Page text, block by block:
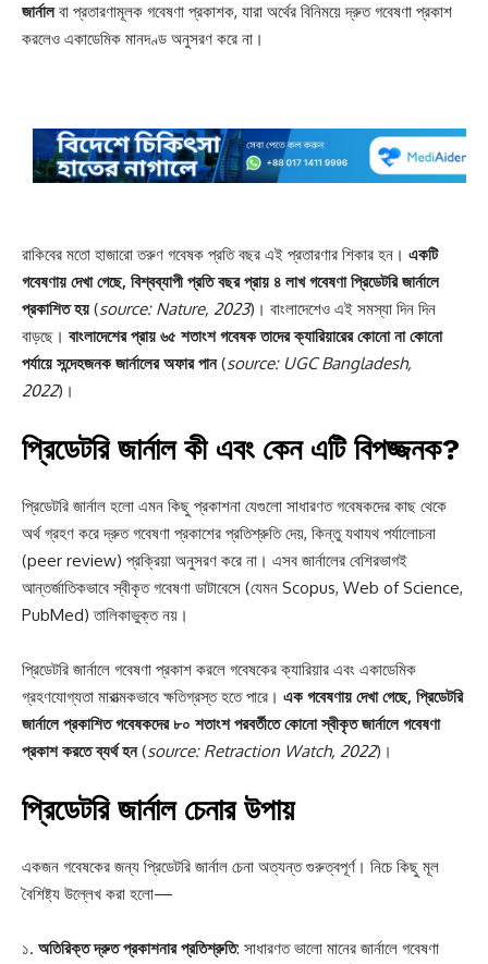
জার্নালবা প্রতারণামূলক গবেষণা প্রকাশক, যারা অর্থের বিনিময়ে দ্রুত গবেষণা প্রকাশ
করলেও একাডেমিক মানদণ্ড অনুসরণ করে না।
রাকিবের মতো হাজারো তরুণ গবেষক প্রতি বছর এই প্রতারণার শিকার হন। একটি
গবেষণায় দেখা গেছে, বিশ্বব্যাপী প্রতি বছর প্রায় ৪ লাখ গবেষণা প্রিডেটরি জার্নালে
প্রকাশিত হয়(source: Nature, 2023)। বাংলাদেশেও এই সমস্যা দিন দিন
বাড়ছে। বাংলাদেশের প্রায় ৬৫ শতাংশ গবেষক তাদের ক্যারিয়ারের কোনো না কোনো
পর্যায়ে সন্দেহজনক জার্নালের অফার পান(source: UGC Bangladesh,
2022)।
প্রিডেটরি জার্নাল কী এবং কেন এটি বিপজ্জনক?
প্রিডেটরি জার্নাল হলো এমন কিছু প্রকাশনা যেগুলো সাধারণত গবেষকদের কাছ থেকে
অর্থ গ্রহণ করে দ্রুত গবেষণা প্রকাশের প্রতিশ্রুতি দেয়, কিন্তু যথাযথ পর্যালোচনা
(peer review) প্রক্রিয়া অনুসরণ করে না। এসব জার্নালের বেশিরভাগই
আন্তর্জাতিকভাবে স্বীকৃত গবেষণা ডাটাবেসে (যেমন Scopus, Web of Science,
PubMed) তালিকাভুক্ত নয়।
প্রিডেটরি জার্নালে গবেষণা প্রকাশ করলে গবেষকের ক্যারিয়ার এবং একাডেমিক
গ্রহণযোগ্যতা মারাত্মকভাবে ক্ষতিগ্রস্ত হতে পারে। এক গবেষণায় দেখা গেছে, প্রিডেটরি
জার্নালে প্রকাশিত গবেষকদের ৮০ শতাংশ পরবর্তীতে কোনো স্বীকৃত জার্নালে গবেষণা
প্রকাশ করতে ব্যর্থ হন(source: Retraction Watch, 2022)।
প্রিডেটরি জার্নাল চেনার উপায়
একজন গবেষকের জন্য প্রিডেটরি জার্নাল চেনা অত্যন্ত গুরুত্বপূর্ণ। নিচে কিছু মূল
বৈশিষ্ট্য উল্লেখ করা হলো—
১. অতিরিক্ত দ্রুত প্রকাশনার প্রতিশ্রুতি: সাধারণত ভালো মানের জার্নালে গবেষণা